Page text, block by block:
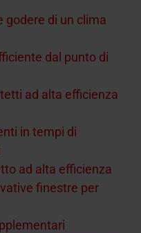
godere di un clima
dal punto di
ad alta efficienza
in tempi di
ad alta efficienza
finestre per